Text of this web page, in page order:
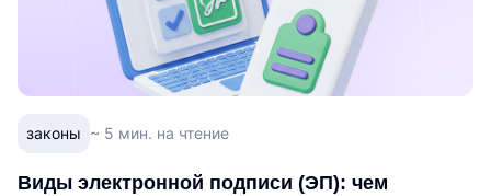
законы ~ 5 мин. на чтение
Виды электронной подписи (ЭП): чем